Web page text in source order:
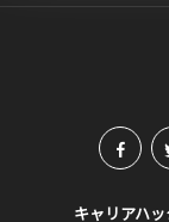
キャリアハ